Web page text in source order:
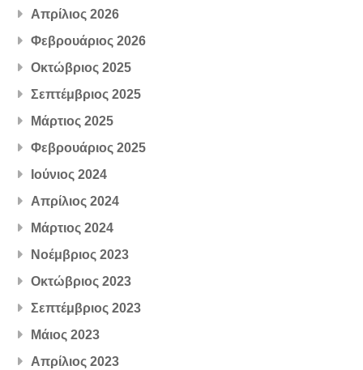
Απρίλιος 2026
Φεβρουάριος 2026
Οκτώβριος 2025
Σεπτέμβριος 2025
Μάρτιος 2025
Φεβρουάριος 2025
Ιούνιος 2024
Απρίλιος 2024
Μάρτιος 2024
Νοέμβριος 2023
Οκτώβριος 2023
Σεπτέμβριος 2023
Μάιος 2023
Απρίλιος 2023